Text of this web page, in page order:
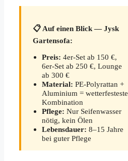
📋 Auf einen Blick — Jysk
Gartensofa:
Preis: 4er-Set ab 150 €,
6er-Set ab 250 €, Lounge
ab 300 €
Material: PE-Polyrattan +
Aluminium = wetterfesteste
Kombination
Pflege: Nur Seifenwasser
nötig, kein Ölen
Lebensdauer: 8–15 Jahre
bei guter Pflege